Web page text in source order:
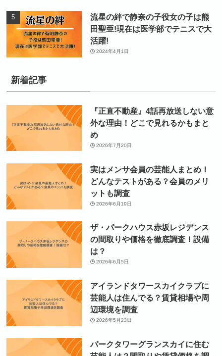
流星の絆で静奈の子役女の子は熊
田聖亜!現在は医学部でテニスで大
活躍!
2024年4月1日
新着記事
『正直不動産』4話再放送しない意
外な理由！どこで見れるかもまと
め
2026年7月20日
実はメンサ会員の芸能人まとめ！
どんなテストがある？会員のメリ
ットも調査
2026年6月19日
ザ・パークハウス赤坂レジデンス
の間取りや価格を徹底調査！設備
は？
2026年6月5日
アイランドタワースカイクラブに
芸能人は住んでる？賃貸相場や周
辺環境を調査
2026年5月23日
パークタワーグランスカイに住む